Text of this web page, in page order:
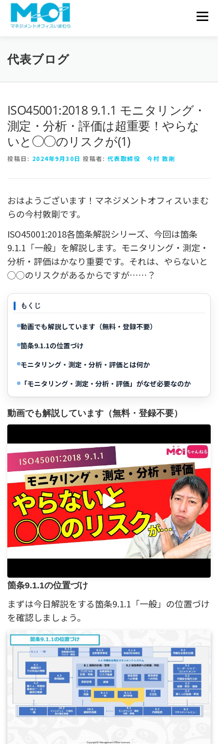
コンテンツへスキップ
メニ
代表ブログ
ISO45001:2018 9.1.1 モニタリング・
測定・分析・評価は超重要！やらな
いと◯◯のリスクが(1)
投稿日: 2024年9月30日 投稿者: 代表取締役 今村 敦剛
おはようございます！マネジメントオフィスいまむ
らの今村敦剛です。
ISO45001:2018各箇条解説シリーズ、今回は箇条
9.1.1「一般」を解説します。モニタリング・測定・
分析・評価はかなり重要です。それは、やらないと
◯◯のリスクがあるからですが……？
もくじ
動画でも解説しています（無料・登録不要）
箇条9.1.1の位置づけ
モニタリング・測定・分析・評価とは何か
「モニタリング・測定・分析・評価」がなぜ必要なのか
動画でも解説しています（無料・登録不要）
箇条9.1.1の位置づけ
まずは今日解説をする箇条9.1.1「一般」の位置づけ
を確認しましょう。